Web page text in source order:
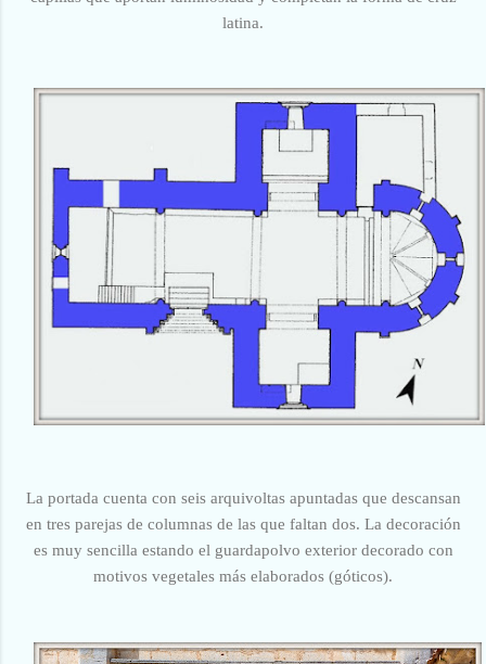
latina.
La portada cuenta con seis arquivoltas apuntadas que descansan
en tres parejas de columnas de las que faltan dos. La decoración
es muy sencilla estando el guardapolvo exterior decorado con
motivos vegetales más elaborados (góticos).